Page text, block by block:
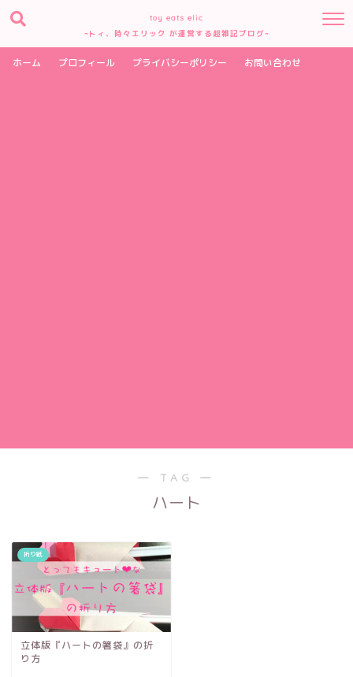
toy eats elic
~トィ、時々エリック が運営する超雑記ブログ~
ホーム プロフィール プライバシーポリシー お問い合わせ
― TAG ―
ハート
折り紙
立体版『ハートの箸袋』の折
り方